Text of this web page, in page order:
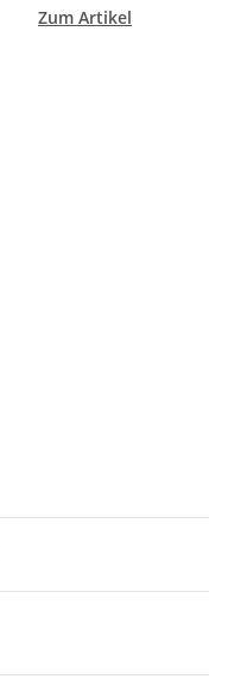
Zum Artikel